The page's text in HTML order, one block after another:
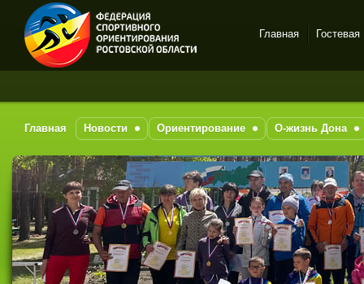
Спортивное
на-Дону
Главная Гостевая
Главная Новости Ориентирование О-жизнь Дона